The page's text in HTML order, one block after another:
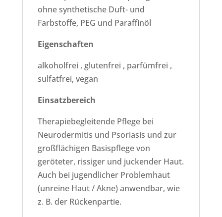
ohne synthetische Duft- und
Farbstoffe, PEG und Paraffinöl
Eigenschaften
alkoholfrei , glutenfrei , parfümfrei ,
sulfatfrei, vegan
Einsatzbereich
Therapiebegleitende Pflege bei
Neurodermitis und Psoriasis und zur
großflächigen Basispflege von
geröteter, rissiger und juckender Haut.
Auch bei jugendlicher Problemhaut
(unreine Haut / Akne) anwendbar, wie
z. B. der Rückenpartie.